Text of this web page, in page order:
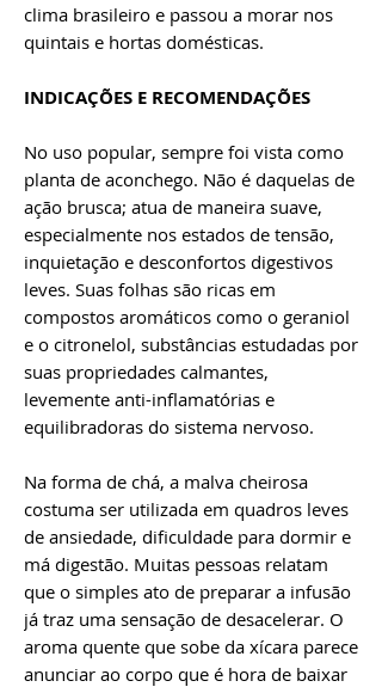
clima brasileiro e passou a morar nos
quintais e hortas domésticas.
INDICAÇÕES E RECOMENDAÇÕES
No uso popular, sempre foi vista como
planta de aconchego. Não é daquelas de
ação brusca; atua de maneira suave,
especialmente nos estados de tensão,
inquietação e desconfortos digestivos
leves. Suas folhas são ricas em
compostos aromáticos como o geraniol
e o citronelol, substâncias estudadas por
suas propriedades calmantes,
levemente anti-inflamatórias e
equilibradoras do sistema nervoso.
Na forma de chá, a malva cheirosa
costuma ser utilizada em quadros leves
de ansiedade, dificuldade para dormir e
má digestão. Muitas pessoas relatam
que o simples ato de preparar a infusão
já traz uma sensação de desacelerar. O
aroma quente que sobe da xícara parece
anunciar ao corpo que é hora de baixar